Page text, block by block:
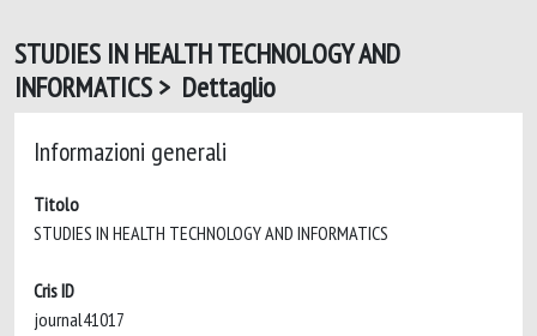
STUDIES IN HEALTH TECHNOLOGY AND
INFORMATICS > Dettaglio
Informazioni generali
Titolo
Cris ID